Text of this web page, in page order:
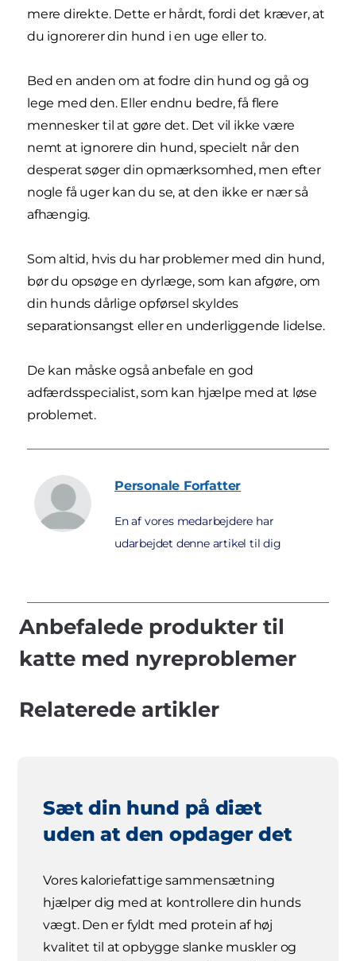
mere direkte. Dette er hårdt, fordi det kræver, at
du ignorerer din hund i en uge eller to.
Bed en anden om at fodre din hund og gå og
lege med den. Eller endnu bedre, få flere
mennesker til at gøre det. Det vil ikke være
nemt at ignorere din hund, specielt når den
desperat søger din opmærksomhed, men efter
nogle få uger kan du se, at den ikke er nær så
afhængig.
Som altid, hvis du har problemer med din hund,
bør du opsøge en dyrlæge, som kan afgøre, om
din hunds dårlige opførsel skyldes
separationsangst eller en underliggende lidelse.
De kan måske også anbefale en god
adfærdsspecialist, som kan hjælpe med at løse
problemet.
Personale Forfatter
En af vores medarbejdere har
udarbejdet denne artikel til dig
Anbefalede produkter til
katte med nyreproblemer
Relaterede artikler
Sæt din hund på diæt
uden at den opdager det
Vores kaloriefattige sammensætning
hjælper dig med at kontrollere din hunds
vægt. Den er fyldt med protein af høj
kvalitet til at opbygge slanke muskler og